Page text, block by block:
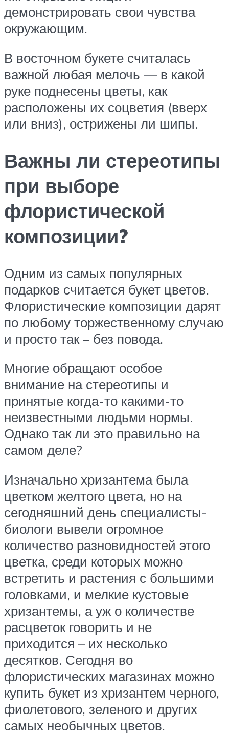
демонстрировать свои чувства
окружающим.
В восточном букете считалась
важной любая мелочь — в какой
руке поднесены цветы, как
расположены их соцветия (вверх
или вниз), острижены ли шипы.
Важны ли стереотипы
при выборе
флористической
композиции?
Одним из самых популярных
подарков считается букет цветов.
Флористические композиции дарят
по любому торжественному случаю
и просто так – без повода.
Многие обращают особое
внимание на стереотипы и
принятые когда-то какими-то
неизвестными людьми нормы.
Однако так ли это правильно на
самом деле?
Изначально хризантема была
цветком желтого цвета, но на
сегодняшний день специалисты-
биологи вывели огромное
количество разновидностей этого
цветка, среди которых можно
встретить и растения с большими
головками, и мелкие кустовые
хризантемы, а уж о количестве
расцветок говорить и не
приходится – их несколько
десятков. Сегодня во
флористических магазинах можно
купить букет из хризантем черного,
фиолетового, зеленого и других
самых необычных цветов.